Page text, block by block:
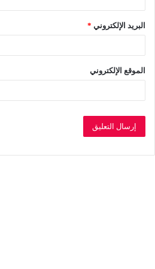
البريد الإلكتروني *
الموقع الإلكتروني